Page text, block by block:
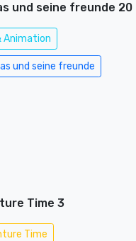
und seine freunde 20
Animation
und seine freunde
Time 3
Time